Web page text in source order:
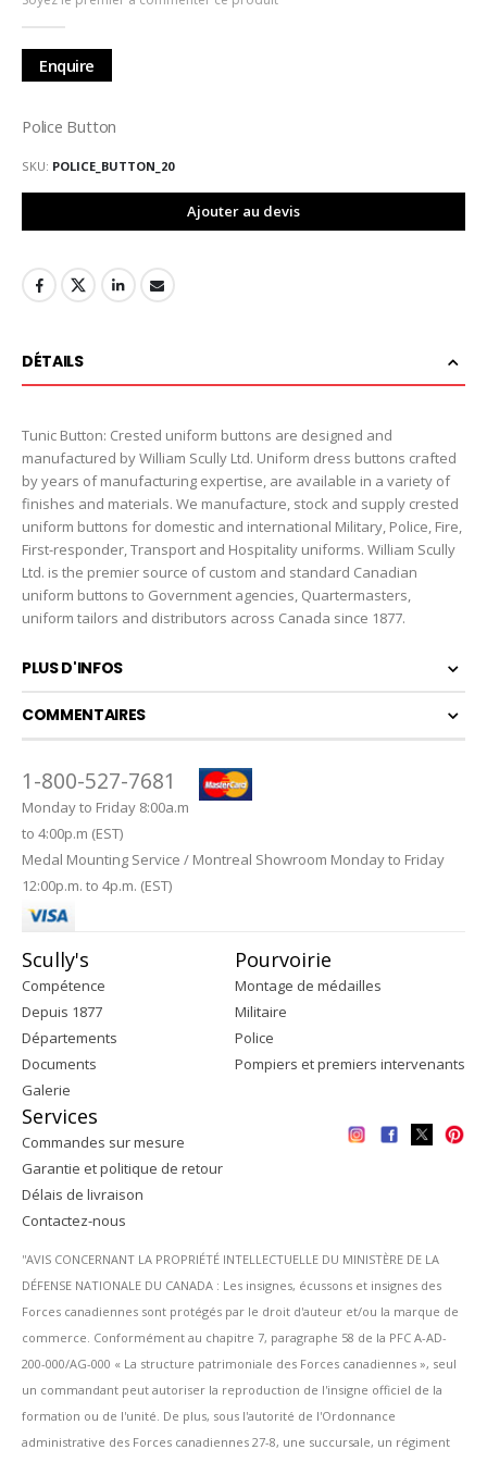
la
Galerie
d’images
Enquire
Police Button
SKU POLICE_BUTTON_20
Ajouter au devis
DÉTAILS
Tunic Button: Crested uniform buttons are designed and
manufactured by William Scully Ltd. Uniform dress buttons crafted
by years of manufacturing expertise, are available in a variety of
finishes and materials. We manufacture, stock and supply crested
uniform buttons for domestic and international Military, Police, Fire,
First-responder, Transport and Hospitality uniforms. William Scully
Ltd. is the premier source of custom and standard Canadian
uniform buttons to Government agencies, Quartermasters,
uniform tailors and distributors across Canada since 1877.
PLUS D'INFOS
COMMENTAIRES
1-800-527-7681
Monday to Friday 8:00a.m
to 4:00p.m (EST)
Medal Mounting Service / Montreal Showroom Monday to Friday
12:00p.m. to 4p.m. (EST)
Scully's
Compétence
Depuis 1877
Départements
Documents
Galerie
Pourvoirie
Montage de médailles
Militaire
Police
Pompiers et premiers intervenants
Services
Commandes sur mesure
Garantie et politique de retour
Délais de livraison
Contactez-nous
''AVIS CONCERNANT LA PROPRIÉTÉ INTELLECTUELLE DU MINISTÈRE DE LA
DÉFENSE NATIONALE DU CANADA : Les insignes, écussons et insignes des
Forces canadiennes sont protégés par le droit d'auteur et/ou la marque de
commerce. Conformément au chapitre 7, paragraphe 58 de la PFC A-AD-
200-000/AG-000 « La structure patrimoniale des Forces canadiennes », seul
un commandant peut autoriser la reproduction de l'insigne officiel de la
formation ou de l'unité. De plus, sous l'autorité de l'Ordonnance
administrative des Forces canadiennes 27-8, une succursale, un régiment